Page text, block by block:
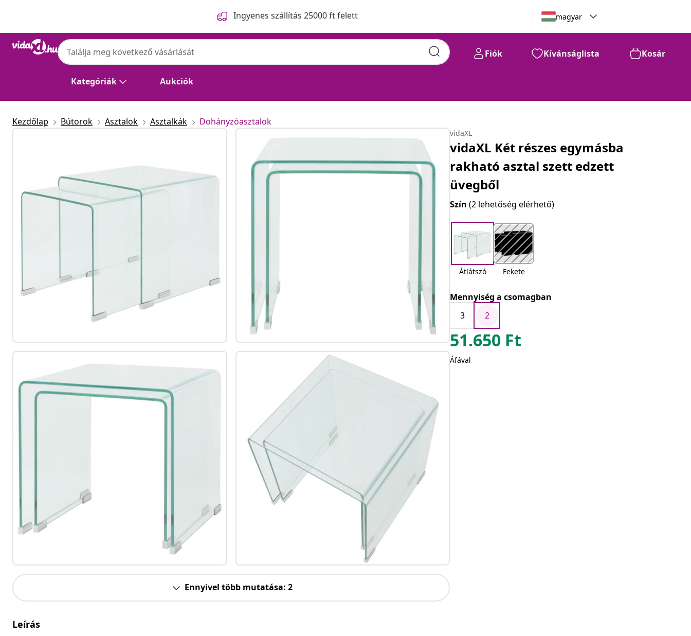
Ingyenes szállítás 25000 ft felett magyar
Kategóriák Aukciók
Fiók Kívánságlista Kosár
Kezdőlap Bútorok Asztalok Asztalkák Dohányzóasztalok
Ennyivel több mutatása: 2
Leírás
vidaXL
vidaXL Két részes egymásba
rakható asztal szett edzett
üvegből
Szín(2 lehetőség elérhető)
Átlátszó Fekete
Mennyiség a csomagban
3
2
51.650 Ft
Áfával